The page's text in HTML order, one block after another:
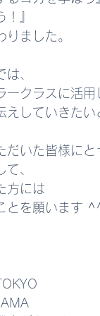
！』
ました。
、
ークラスに活用
していきたい
だいた皆様にと
、
方には
とを願います